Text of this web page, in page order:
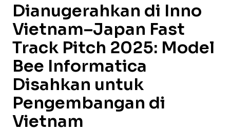
Dianugerahkan di Inno
Vietnam–Japan Fast
Track Pitch 2025: Model
Bee Informatica
Disahkan untuk
Pengembangan di
Vietnam